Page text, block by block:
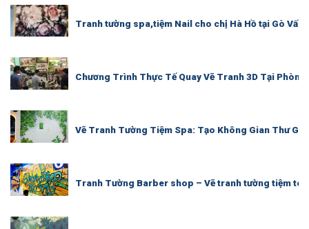
Tranh tường spa,tiệm Nail cho chị Hà Hồ tại Gò Vấp
Chương Trình Thực Tế Quay Vẽ Tranh 3D Tại
Vẽ Tranh Tường Tiệm Spa: Tạo Không Gian Thư
Tranh Tường Barber shop – Vẽ tranh tường tiệm